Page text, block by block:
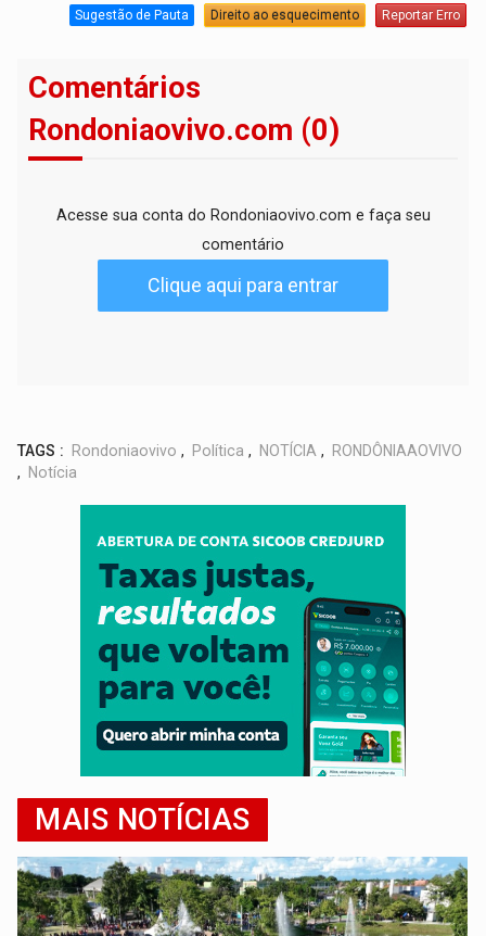
Sugestão de Pauta Direito ao esquecimento Reportar Erro
Comentários
Rondoniaovivo.com (0)
Acesse sua conta do Rondoniaovivo.com e faça seu
comentário
Clique aqui para entrar
TAGS : Rondoniaovivo , Política , NOTÍCIA ,
RONDÔNIAAOVIVO
,
Notícia
MAIS NOTÍCIAS